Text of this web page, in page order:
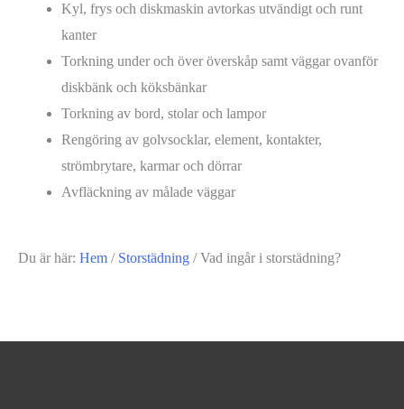
Kyl, frys och diskmaskin avtorkas utvändigt och runt
kanter
Torkning under och över överskåp samt väggar ovanför
diskbänk och köksbänkar
Torkning av bord, stolar och lampor
Rengöring av golvsocklar, element, kontakter,
strömbrytare, karmar och dörrar
Avfläckning av målade väggar
Du är här: Hem / Storstädning /Vad ingår i storstädning?